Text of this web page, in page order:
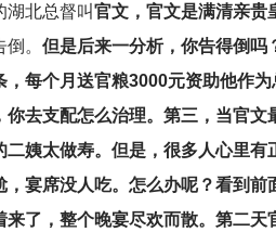
湖北总督叫官文， 官文是满清亲贵
。 但是后来一分析，你告得倒吗
，每个月送官粮3000元资助他作
你去支配怎么治理。第三，当官
二姨太做寿。但是，很多人心里
，宴席没人吃。怎么办呢？看到
来了，整个晚宴尽欢而散。第二